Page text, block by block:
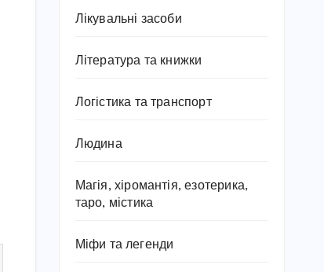
Лікувальні засоби
Література та книжки
Логістика та транспорт
Людина
Магія, хіромантія, езотерика,
таро, містика
Міфи та легенди